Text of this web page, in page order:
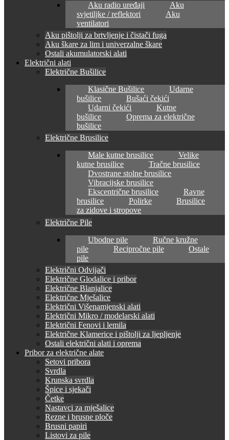
Aku radio uređaji
Aku
svjetiljke / reflektori
Aku
ventilatori
Aku pištolji za brtvljenje i čistači fuga
Aku škare za lim i univerzalne škare
Ostali akumulatorski alati
Električni alati
Električne Bušilice
Klasične Bušilice
Udarne
bušilice
Bušaći čekići
Udarni čekići
Kutne
bušilice
Oprema za električne
bušilice
Električne Brusilice
Male kutne brusilice
Velike
kutne brusilice
Tračne brusilice
Dvostrane stolne brusilice
Vibracijske brusilice
Ekscentrične brusilice
Ravne
brusilice
Polirke
Brusilice
za zidove i stropove
Električne Pile
Ubodne pile
Ručne kružne
pile
Recipročne pile
Ostale
pile
Električni Odvijači
Električne Glodalice i pribor
Električne Blanjalice
Električne Mješalice
Električni Višenamjenski alati
Električni Mikro / modelarski alati
Električni Fenovi i lemila
Električne Klamerice i pištolji za ljepljenje
Ostali električni alati i oprema
Pribor za električne alate
Setovi pribora
Svrdla
Krunska svrdla
Špice i sjekači
Četke
Nastavci za mješalice
Rezne i brusne ploče
Brusni papiri
Listovi za pile